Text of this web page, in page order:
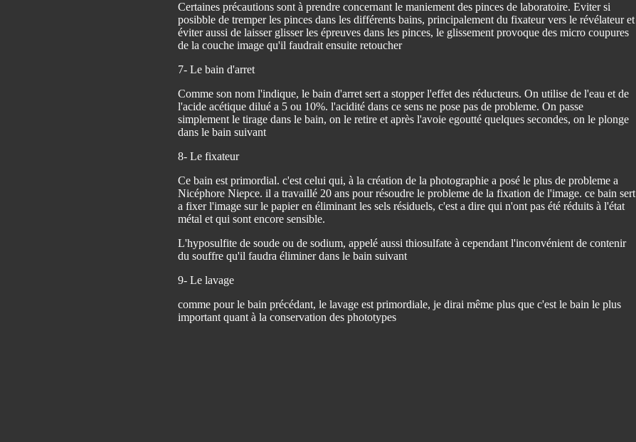
Certaines précautions sont à prendre concernant le maniement des pinces de laboratoire. Eviter si
posibble de tremper les pinces dans les différents bains, principalement du fixateur vers le révélateur et
éviter aussi de laisser glisser les épreuves dans les pinces, le glissement provoque des micro coupures
de la couche image qu'il faudrait ensuite retoucher
7- Le bain d'arret
Comme son nom l'indique, le bain d'arret sert a stopper l'effet des réducteurs. On utilise de l'eau et de
l'acide acétique dilué a 5 ou 10%. l'acidité dans ce sens ne pose pas de probleme. On passe
simplement le tirage dans le bain, on le retire et après l'avoie egoutté quelques secondes, on le plonge
dans le bain suivant
8- Le fixateur
Ce bain est primordial. c'est celui qui, à la création de la photographie a posé le plus de probleme a
Nicéphore Niepce. il a travaillé 20 ans pour résoudre le probleme de la fixation de l'image. ce bain sert
a fixer l'image sur le papier en éliminant les sels résiduels, c'est a dire qui n'ont pas été réduits à l'état
métal et qui sont encore sensible.
L'hyposulfite de soude ou de sodium, appelé aussi thiosulfate à cependant l'inconvénient de contenir
du souffre qu'il faudra éliminer dans le bain suivant
9- Le lavage
comme pour le bain précédant, le lavage est primordiale, je dirai même plus que c'est le bain le plus
important quant à la conservation des phototypes